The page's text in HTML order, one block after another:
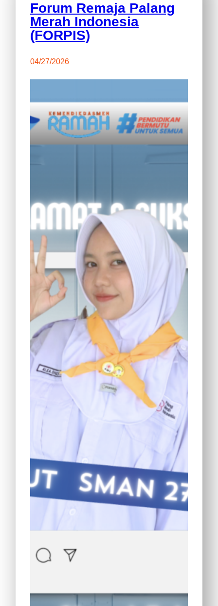
Forum Remaja Palang
Merah Indonesia
(FORPIS)
04/27/2026